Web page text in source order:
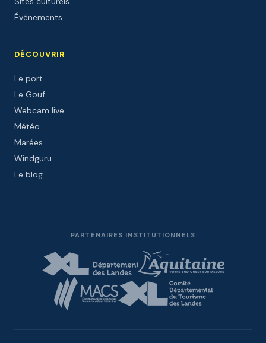
Événements
DÉCOUVRIR
Le port
Le Gouf
Webcam live
Météo
Marées
Windguru
Le blog
PARTENAIRES INSTITUTIONNELS